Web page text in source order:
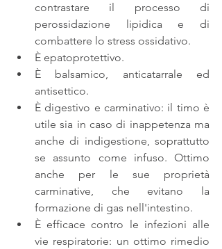
contrastare il processo di
perossidazione lipidica e di
combattere lo stress ossidativo.
È epatoprotettivo.
È balsamico, anticatarrale ed
antisettico.
È digestivo e carminativo: il timo è
utile sia in caso di inappetenza ma
anche di indigestione, soprattutto
se assunto come infuso. Ottimo
anche per le sue proprietà
carminative, che evitano la
formazione di gas nell'intestino.
È efficace contro le infezioni alle
vie respiratorie: un ottimo rimedio